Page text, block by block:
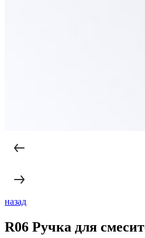
назад
R06 Ручка для